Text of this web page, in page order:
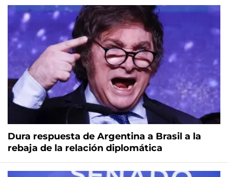
Dura respuesta de Argentina a Brasil a la
rebaja de la relación diplomática